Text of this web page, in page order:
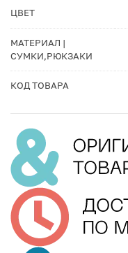
ЦВЕТ
МАТЕРИАЛ |
СУМКИ,РЮКЗАКИ
КОД ТОВАРА